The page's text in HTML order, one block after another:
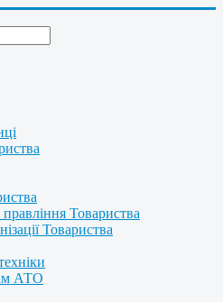
Товариства
Товариства
АТО